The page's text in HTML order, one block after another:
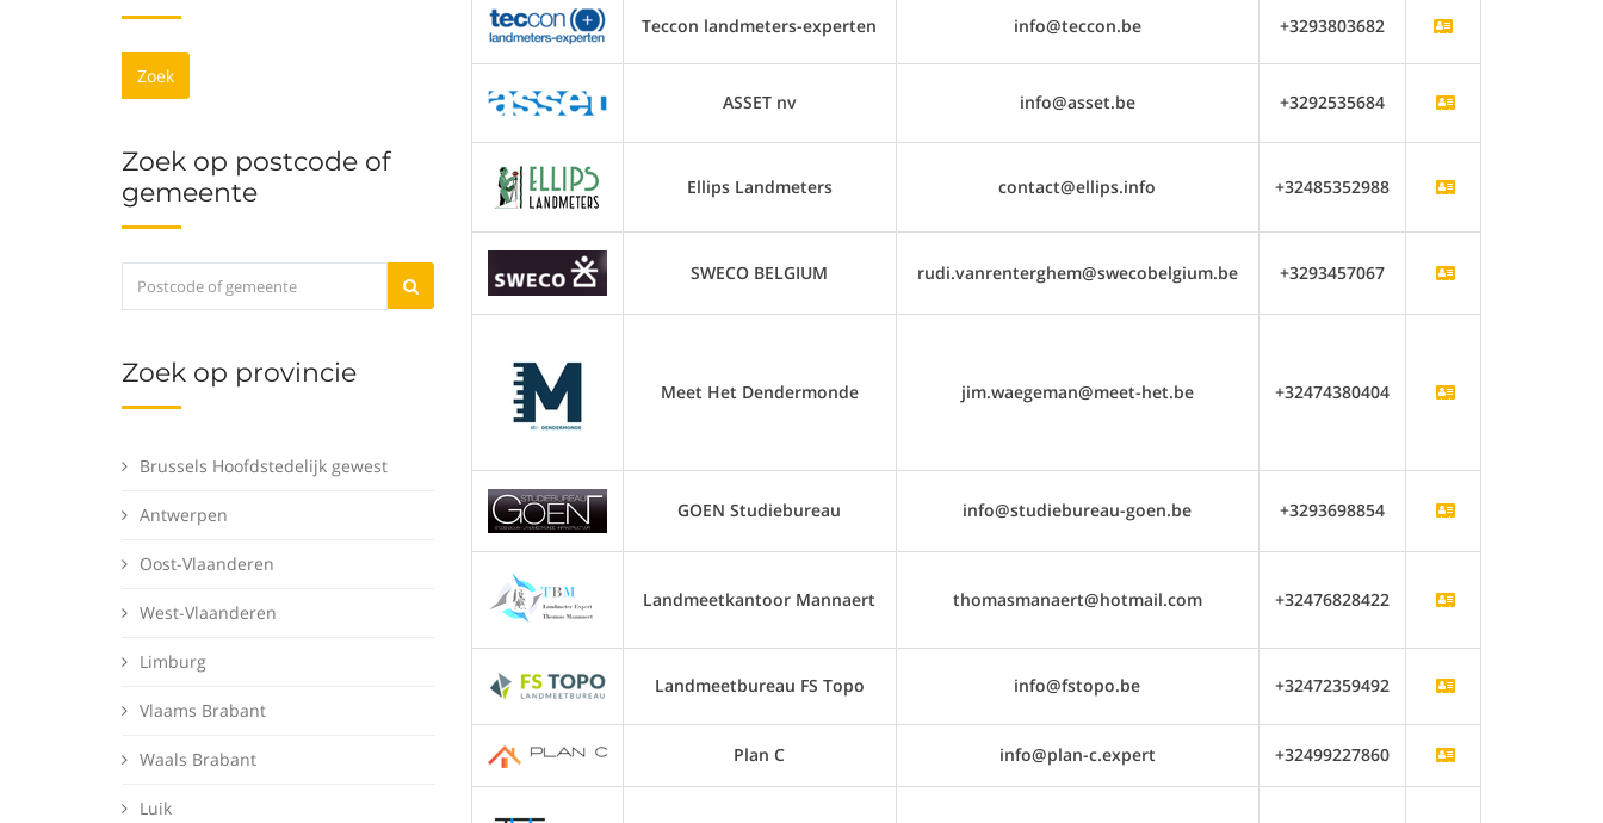
Zoek
Zoek op postcode of
gemeente
Zoek op provincie
Brussels Hoofdstedelijk gewest
Antwerpen
Oost-Vlaanderen
West-Vlaanderen
Limburg
Vlaams Brabant
Waals Brabant
Luik
Teccon landmeters-experten info@teccon.be +3293803682
ASSET nv info@asset.be +3292535684
Ellips Landmeters contact@ellips.info +32485352988
SWECO BELGIUM rudi.vanrenterghem@swecobelgium.be +3293457067
Meet Het Dendermonde jim.waegeman@meet-het.be +32474380404
GOEN Studiebureau info@studiebureau-goen.be +3293698854
Landmeetkantoor Mannaert thomasmanaert@hotmail.com +32476828422
Landmeetbureau FS Topo info@fstopo.be +32472359492
Plan C info@plan-c.expert +32499227860